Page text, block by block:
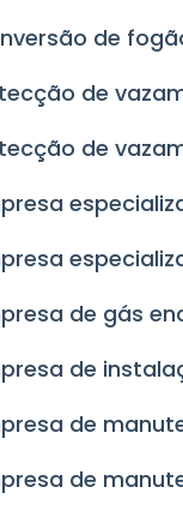
de
de
de
de gás
de
de
de